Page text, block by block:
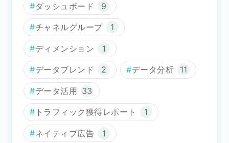
ダッシュボード 9
チャネルグループ 1
ディメンション 1
データブレンド 2 データ分析 11
データ活用 33
トラフィック獲得レポート 1
ネイティブ広告 1